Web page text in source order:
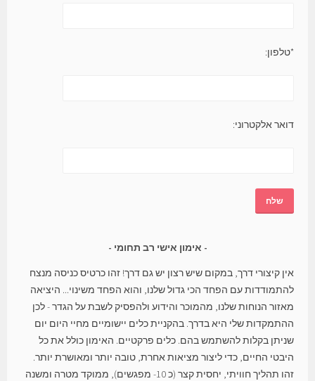
*טלפון:
דואר אלקטרוני:
אימון אישי רב תחומי
אין קיצורי דרך, במקום שיש רצון יש גם דרך! זהו כרטיס כניסה מנצח
להתמודדות עם הפחד הכי גדול שלנו, והוא הפחד משינוי... היציאה
מאזור הנוחות שלנו, מהמוכר והידוע ולהפסיק לשבת על הגדר - לכן
ההתמקדות שלי היא בדרך. בהקניית כלים יישומיים מחיי היום יום
שניתן בקלות להשתמש בהם. כלים פרקטיים. האימון כולל את כל
היבטי החיים, כדי ליצור מציאות אחרת, טובה יותר ומאושרת יותר.
זהו תהליך חוויתי, יחסית קצר (כ 10- מפגשים), ממוקד מטרה ומשנה